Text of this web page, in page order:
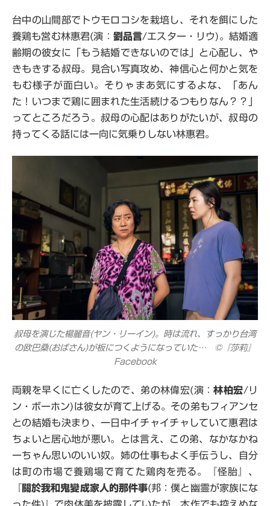
台中の山間部でトウモロコシを栽培し、それを餌にした
養鶏も営む林惠君(演： 劉品言/エスター・リウ)。結婚適
齢期の彼女に「もう結婚できないのでは」と心配し、や
きもきする叔母。見合い写真攻め、神信心と何かと気を
もむ様子が面白い。そりゃまあ気にするよな、「あん
た！いつまで鶏に囲まれた生活続けるつもりなん？？」
ってところだろう。叔母の心配はありがたいが、叔母の
持ってくる話には一向に気乗りしない林惠君。
叔母を演じた楊麗音(ヤン・リーイン)。時は流れ、すっかり台湾
の欧巴桑(おばさん)が板につくようになっていた… ©『莎莉』
Facebook
両親を早くに亡くしたので、弟の林偉宏(演：林柏宏/リ
ン・ボーホン)は彼女が育て上げる。その弟もフィアンセ
との結婚も決まり、一日中イチャイチャしていて惠君は
ちょいと居心地が悪い。とは言え、この弟、なかなかね
ーちゃん思いのいい奴。姉の仕事もよく手伝うし、自分
は町の市場で養鶏場で育てた鶏肉を売る。『怪胎』、
『 關於我和鬼變成家人的那件事(邦：僕と幽霊が家族にな